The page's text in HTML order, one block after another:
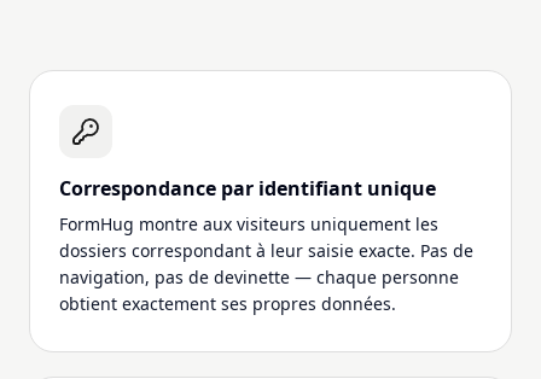
Correspondance par identifiant unique
FormHug montre aux visiteurs uniquement les
dossiers correspondant à leur saisie exacte. Pas de
navigation, pas de devinette — chaque personne
obtient exactement ses propres données.